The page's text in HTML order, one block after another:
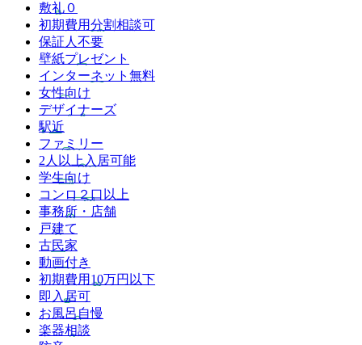
敷礼０
初期費用分割相談可
保証人不要
壁紙プレゼント
インターネット無料
女性向け
デザイナーズ
駅近
ファミリー
2人以上入居可能
学生向け
コンロ２口以上
事務所・店舗
戸建て
古民家
動画付き
初期費用10万円以下
即入居可
お風呂自慢
楽器相談